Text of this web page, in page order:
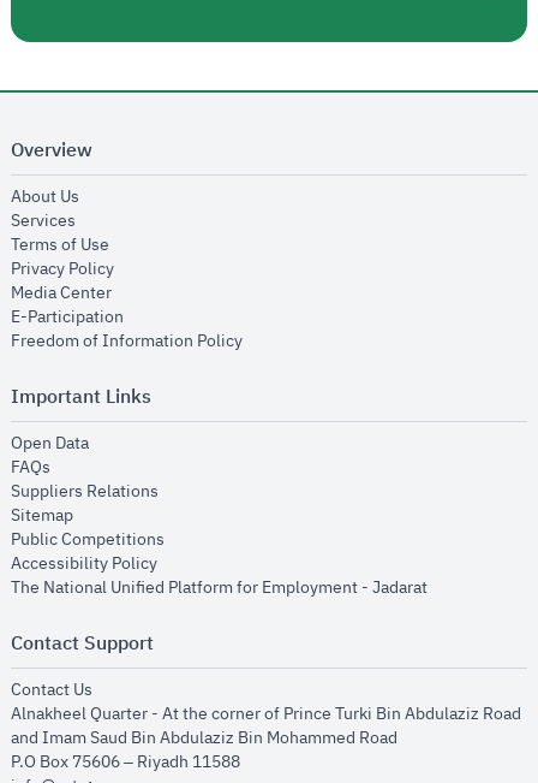
Overview
About Us
Services
Terms of Use
Privacy Policyopens in new window
Media Centeropens in new window
E-Participation
Freedom of Information Policyopens in new window
Important Links
Open Dataopens in new window
FAQs
Suppliers Relations
Sitemapopens in new window
Public Competitions
Accessibility Policyopens in new window
The National Unified Platform for Employment - Jadaratopens in new
Contact Support
Contact Us
Alnakheel Quarter - At the corner of Prince Turki Bin Abdulaziz Road
and Imam Saud Bin Abdulaziz Bin Mohammed Road​
P.O Box 75606 – Riyadh 11588